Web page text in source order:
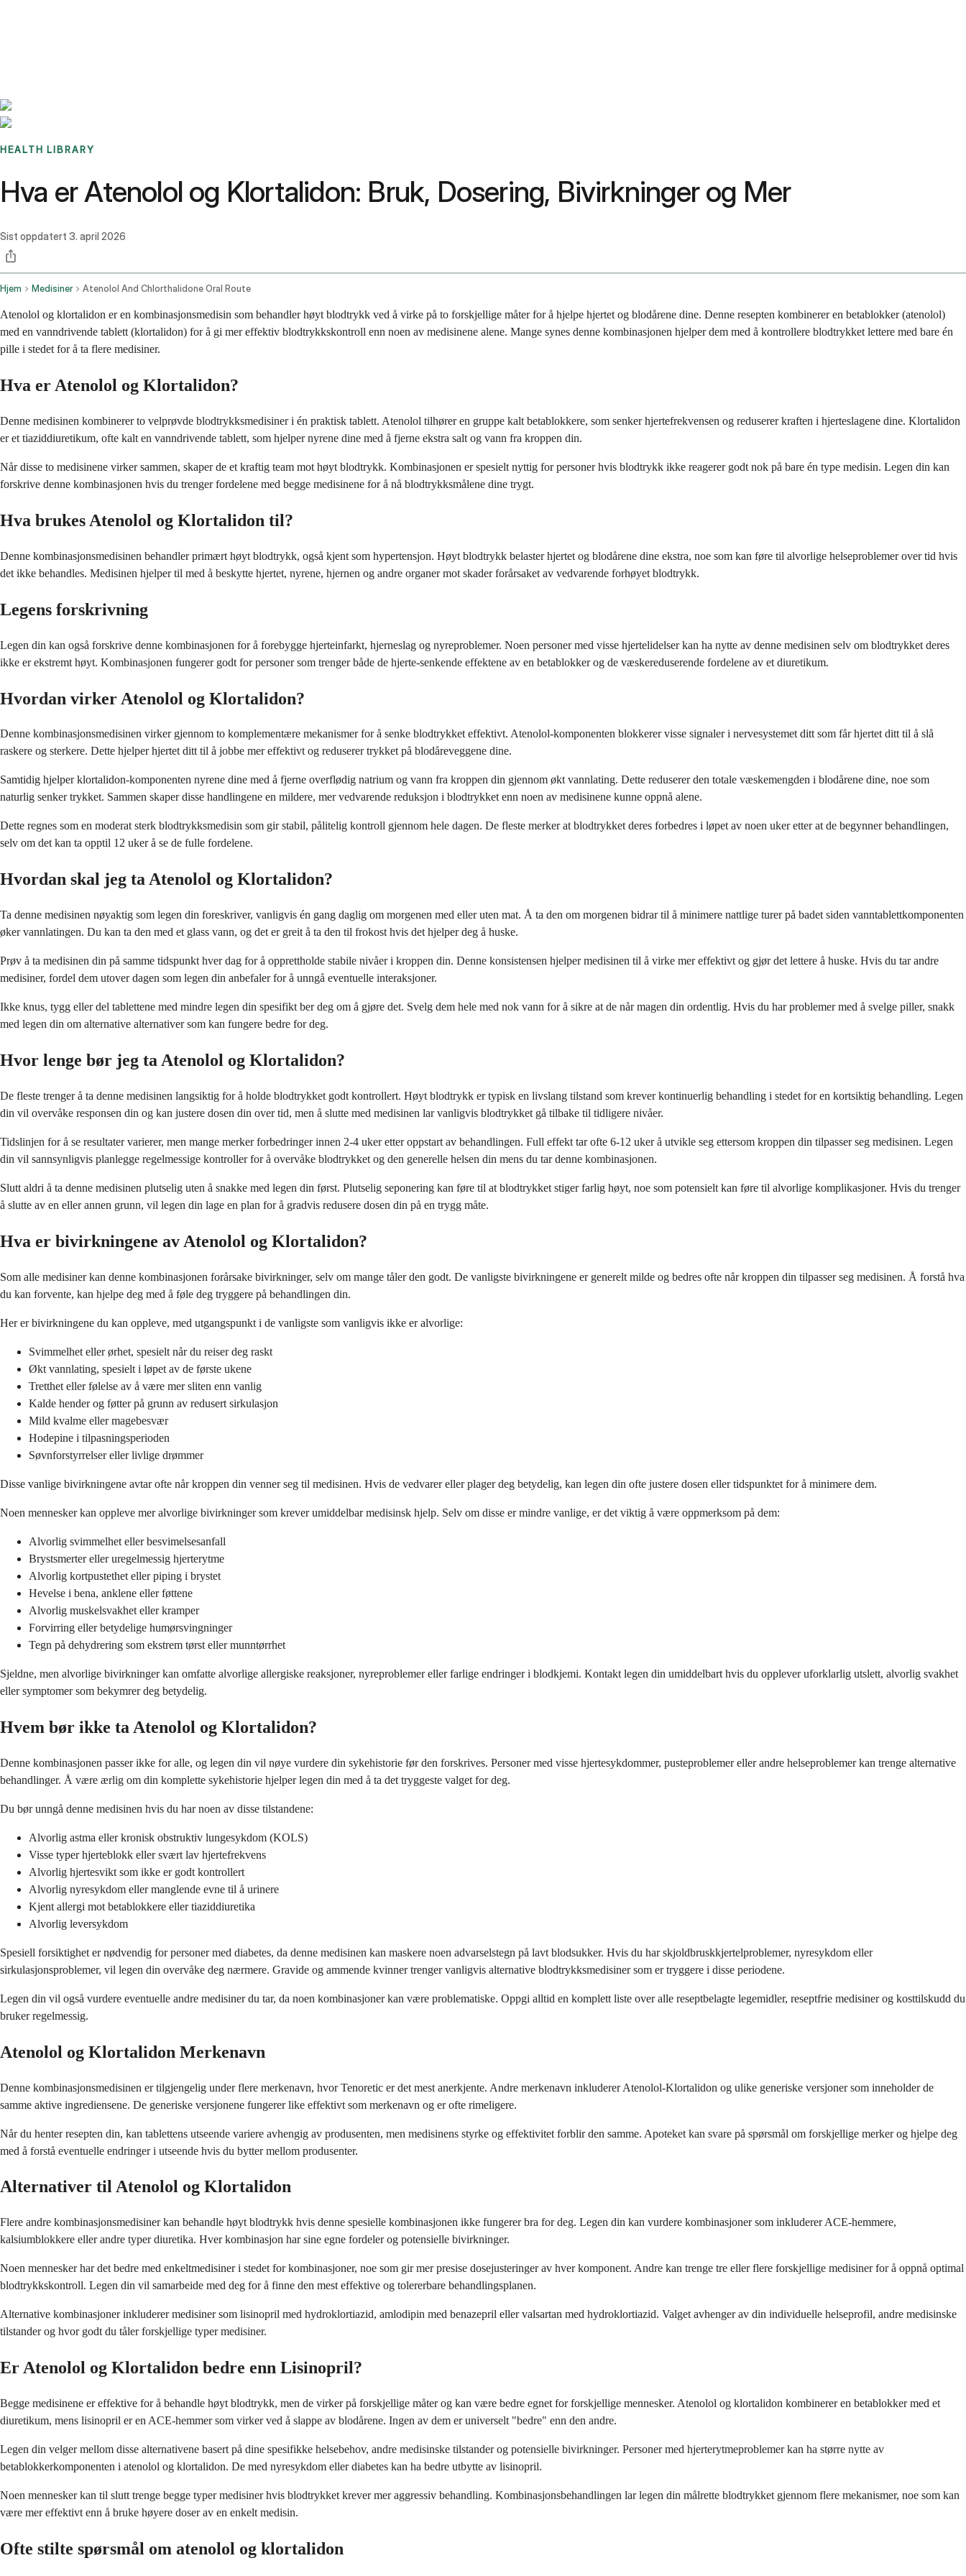
HEALTH LIBRARY
Hva er Atenolol og Klortalidon: Bruk, Dosering, Bivirkninger og Mer
Sist oppdatert 3. april 2026
Hjem Medisiner Atenolol And Chlorthalidone Oral Route
Atenolol og klortalidon er en kombinasjonsmedisin som behandler høyt blodtrykk ved å virke på to forskjellige måter for å hjelpe hjertet og blodårene dine. Denne resepten kombinerer en betablokker (atenolol)
med en vanndrivende tablett (klortalidon) for å gi mer effektiv blodtrykkskontroll enn noen av medisinene alene. Mange synes denne kombinasjonen hjelper dem med å kontrollere blodtrykket lettere med bare én
pille i stedet for å ta flere medisiner.
Hva er Atenolol og Klortalidon?
Denne medisinen kombinerer to velprøvde blodtrykksmedisiner i én praktisk tablett. Atenolol tilhører en gruppe kalt betablokkere, som senker hjertefrekvensen og reduserer kraften i hjerteslagene dine. Klortalidon
er et tiaziddiuretikum, ofte kalt en vanndrivende tablett, som hjelper nyrene dine med å fjerne ekstra salt og vann fra kroppen din.
Når disse to medisinene virker sammen, skaper de et kraftig team mot høyt blodtrykk. Kombinasjonen er spesielt nyttig for personer hvis blodtrykk ikke reagerer godt nok på bare én type medisin. Legen din kan
forskrive denne kombinasjonen hvis du trenger fordelene med begge medisinene for å nå blodtrykksmålene dine trygt.
Hva brukes Atenolol og Klortalidon til?
Denne kombinasjonsmedisinen behandler primært høyt blodtrykk, også kjent som hypertensjon. Høyt blodtrykk belaster hjertet og blodårene dine ekstra, noe som kan føre til alvorlige helseproblemer over tid hvis
det ikke behandles. Medisinen hjelper til med å beskytte hjertet, nyrene, hjernen og andre organer mot skader forårsaket av vedvarende forhøyet blodtrykk.
Legens forskrivning
Legen din kan også forskrive denne kombinasjonen for å forebygge hjerteinfarkt, hjerneslag og nyreproblemer. Noen personer med visse hjertelidelser kan ha nytte av denne medisinen selv om blodtrykket deres
ikke er ekstremt høyt. Kombinasjonen fungerer godt for personer som trenger både de hjerte-senkende effektene av en betablokker og de væskereduserende fordelene av et diuretikum.
Hvordan virker Atenolol og Klortalidon?
Denne kombinasjonsmedisinen virker gjennom to komplementære mekanismer for å senke blodtrykket effektivt. Atenolol-komponenten blokkerer visse signaler i nervesystemet ditt som får hjertet ditt til å slå
raskere og sterkere. Dette hjelper hjertet ditt til å jobbe mer effektivt og reduserer trykket på blodåreveggene dine.
Samtidig hjelper klortalidon-komponenten nyrene dine med å fjerne overflødig natrium og vann fra kroppen din gjennom økt vannlating. Dette reduserer den totale væskemengden i blodårene dine, noe som
naturlig senker trykket. Sammen skaper disse handlingene en mildere, mer vedvarende reduksjon i blodtrykket enn noen av medisinene kunne oppnå alene.
Dette regnes som en moderat sterk blodtrykksmedisin som gir stabil, pålitelig kontroll gjennom hele dagen. De fleste merker at blodtrykket deres forbedres i løpet av noen uker etter at de begynner behandlingen,
selv om det kan ta opptil 12 uker å se de fulle fordelene.
Hvordan skal jeg ta Atenolol og Klortalidon?
Ta denne medisinen nøyaktig som legen din foreskriver, vanligvis én gang daglig om morgenen med eller uten mat. Å ta den om morgenen bidrar til å minimere nattlige turer på badet siden vanntablettkomponenten
øker vannlatingen. Du kan ta den med et glass vann, og det er greit å ta den til frokost hvis det hjelper deg å huske.
Prøv å ta medisinen din på samme tidspunkt hver dag for å opprettholde stabile nivåer i kroppen din. Denne konsistensen hjelper medisinen til å virke mer effektivt og gjør det lettere å huske. Hvis du tar andre
medisiner, fordel dem utover dagen som legen din anbefaler for å unngå eventuelle interaksjoner.
Ikke knus, tygg eller del tablettene med mindre legen din spesifikt ber deg om å gjøre det. Svelg dem hele med nok vann for å sikre at de når magen din ordentlig. Hvis du har problemer med å svelge piller, snakk
med legen din om alternative alternativer som kan fungere bedre for deg.
Hvor lenge bør jeg ta Atenolol og Klortalidon?
De fleste trenger å ta denne medisinen langsiktig for å holde blodtrykket godt kontrollert. Høyt blodtrykk er typisk en livslang tilstand som krever kontinuerlig behandling i stedet for en kortsiktig behandling. Legen
din vil overvåke responsen din og kan justere dosen din over tid, men å slutte med medisinen lar vanligvis blodtrykket gå tilbake til tidligere nivåer.
Tidslinjen for å se resultater varierer, men mange merker forbedringer innen 2-4 uker etter oppstart av behandlingen. Full effekt tar ofte 6-12 uker å utvikle seg ettersom kroppen din tilpasser seg medisinen. Legen
din vil sannsynligvis planlegge regelmessige kontroller for å overvåke blodtrykket og den generelle helsen din mens du tar denne kombinasjonen.
Slutt aldri å ta denne medisinen plutselig uten å snakke med legen din først. Plutselig seponering kan føre til at blodtrykket stiger farlig høyt, noe som potensielt kan føre til alvorlige komplikasjoner. Hvis du trenger
å slutte av en eller annen grunn, vil legen din lage en plan for å gradvis redusere dosen din på en trygg måte.
Hva er bivirkningene av Atenolol og Klortalidon?
Som alle medisiner kan denne kombinasjonen forårsake bivirkninger, selv om mange tåler den godt. De vanligste bivirkningene er generelt milde og bedres ofte når kroppen din tilpasser seg medisinen. Å forstå hva
du kan forvente, kan hjelpe deg med å føle deg tryggere på behandlingen din.
Her er bivirkningene du kan oppleve, med utgangspunkt i de vanligste som vanligvis ikke er alvorlige:
Svimmelhet eller ørhet, spesielt når du reiser deg raskt
Økt vannlating, spesielt i løpet av de første ukene
Tretthet eller følelse av å være mer sliten enn vanlig
Kalde hender og føtter på grunn av redusert sirkulasjon
Mild kvalme eller magebesvær
Hodepine i tilpasningsperioden
Søvnforstyrrelser eller livlige drømmer
Disse vanlige bivirkningene avtar ofte når kroppen din venner seg til medisinen. Hvis de vedvarer eller plager deg betydelig, kan legen din ofte justere dosen eller tidspunktet for å minimere dem.
Noen mennesker kan oppleve mer alvorlige bivirkninger som krever umiddelbar medisinsk hjelp. Selv om disse er mindre vanlige, er det viktig å være oppmerksom på dem:
Alvorlig svimmelhet eller besvimelsesanfall
Brystsmerter eller uregelmessig hjerterytme
Alvorlig kortpustethet eller piping i brystet
Hevelse i bena, anklene eller føttene
Alvorlig muskelsvakhet eller kramper
Forvirring eller betydelige humørsvingninger
Tegn på dehydrering som ekstrem tørst eller munntørrhet
Sjeldne, men alvorlige bivirkninger kan omfatte alvorlige allergiske reaksjoner, nyreproblemer eller farlige endringer i blodkjemi. Kontakt legen din umiddelbart hvis du opplever uforklarlig utslett, alvorlig svakhet
eller symptomer som bekymrer deg betydelig.
Hvem bør ikke ta Atenolol og Klortalidon?
Denne kombinasjonen passer ikke for alle, og legen din vil nøye vurdere din sykehistorie før den forskrives. Personer med visse hjertesykdommer, pusteproblemer eller andre helseproblemer kan trenge alternative
behandlinger. Å være ærlig om din komplette sykehistorie hjelper legen din med å ta det tryggeste valget for deg.
Du bør unngå denne medisinen hvis du har noen av disse tilstandene:
Alvorlig astma eller kronisk obstruktiv lungesykdom (KOLS)
Visse typer hjerteblokk eller svært lav hjertefrekvens
Alvorlig hjertesvikt som ikke er godt kontrollert
Alvorlig nyresykdom eller manglende evne til å urinere
Kjent allergi mot betablokkere eller tiaziddiuretika
Alvorlig leversykdom
Spesiell forsiktighet er nødvendig for personer med diabetes, da denne medisinen kan maskere noen advarselstegn på lavt blodsukker. Hvis du har skjoldbruskkjertelproblemer, nyresykdom eller
sirkulasjonsproblemer, vil legen din overvåke deg nærmere. Gravide og ammende kvinner trenger vanligvis alternative blodtrykksmedisiner som er tryggere i disse periodene.
Legen din vil også vurdere eventuelle andre medisiner du tar, da noen kombinasjoner kan være problematiske. Oppgi alltid en komplett liste over alle reseptbelagte legemidler, reseptfrie medisiner og kosttilskudd du
bruker regelmessig.
Atenolol og Klortalidon Merkenavn
Denne kombinasjonsmedisinen er tilgjengelig under flere merkenavn, hvor Tenoretic er det mest anerkjente. Andre merkenavn inkluderer Atenolol-Klortalidon og ulike generiske versjoner som inneholder de
samme aktive ingrediensene. De generiske versjonene fungerer like effektivt som merkenavn og er ofte rimeligere.
Når du henter resepten din, kan tablettens utseende variere avhengig av produsenten, men medisinens styrke og effektivitet forblir den samme. Apoteket kan svare på spørsmål om forskjellige merker og hjelpe deg
med å forstå eventuelle endringer i utseende hvis du bytter mellom produsenter.
Alternativer til Atenolol og Klortalidon
Flere andre kombinasjonsmedisiner kan behandle høyt blodtrykk hvis denne spesielle kombinasjonen ikke fungerer bra for deg. Legen din kan vurdere kombinasjoner som inkluderer ACE-hemmere,
kalsiumblokkere eller andre typer diuretika. Hver kombinasjon har sine egne fordeler og potensielle bivirkninger.
Noen mennesker har det bedre med enkeltmedisiner i stedet for kombinasjoner, noe som gir mer presise dosejusteringer av hver komponent. Andre kan trenge tre eller flere forskjellige medisiner for å oppnå optimal
blodtrykkskontroll. Legen din vil samarbeide med deg for å finne den mest effektive og tolererbare behandlingsplanen.
Alternative kombinasjoner inkluderer medisiner som lisinopril med hydroklortiazid, amlodipin med benazepril eller valsartan med hydroklortiazid. Valget avhenger av din individuelle helseprofil, andre medisinske
tilstander og hvor godt du tåler forskjellige typer medisiner.
Er Atenolol og Klortalidon bedre enn Lisinopril?
Begge medisinene er effektive for å behandle høyt blodtrykk, men de virker på forskjellige måter og kan være bedre egnet for forskjellige mennesker. Atenolol og klortalidon kombinerer en betablokker med et
diuretikum, mens lisinopril er en ACE-hemmer som virker ved å slappe av blodårene. Ingen av dem er universelt "bedre" enn den andre.
Legen din velger mellom disse alternativene basert på dine spesifikke helsebehov, andre medisinske tilstander og potensielle bivirkninger. Personer med hjerterytmeproblemer kan ha større nytte av
betablokkerkomponenten i atenolol og klortalidon. De med nyresykdom eller diabetes kan ha bedre utbytte av lisinopril.
Noen mennesker kan til slutt trenge begge typer medisiner hvis blodtrykket krever mer aggressiv behandling. Kombinasjonsbehandlingen lar legen din målrette blodtrykket gjennom flere mekanismer, noe som kan
være mer effektivt enn å bruke høyere doser av en enkelt medisin.
Ofte stilte spørsmål om atenolol og klortalidon